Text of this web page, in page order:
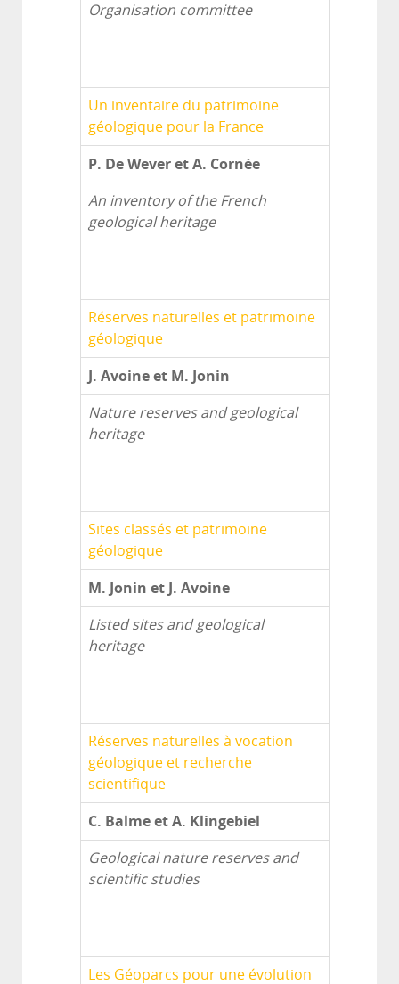
Organisation committee
Un inventaire du patrimoine
géologique pour la France
P. De Wever et A. Cornée
An inventory of the French
geological heritage
Réserves naturelles et patrimoine
géologique
J. Avoine et M. Jonin
Nature reserves and geological
heritage
Sites classés et patrimoine
géologique
M. Jonin et J. Avoine
Listed sites and geological
heritage
Réserves naturelles à vocation
géologique et recherche
scientifique
C. Balme et A. Klingebiel
Geological nature reserves and
scientific studies
Les Géoparcs pour une évolution